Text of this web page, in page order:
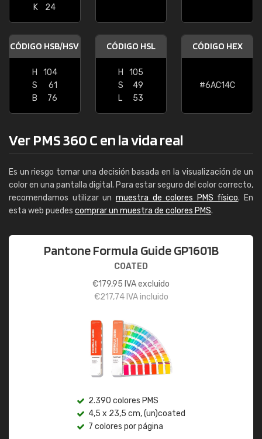
K
24
CÓDIGO HSB/HSV
H
104
S
61
B
76
CÓDIGO HSL
H
105
S
49
L
53
CÓDIGO HEX
#6AC14C
Ver PMS 360 C en la vida real
Es un riesgo tomar una decisión basada en la visualización de un
color en una pantalla digital. Para estar seguro del color correcto,
recomendamos utilizar un muestra de colores PMS físico. En
esta web puedes comprar un muestra de colores PMS.
Pantone Formula Guide GP1601B
COATED
€179,95 IVA excluido
€217,74IVA incluido
2.390 colores PMS
4,5 x 23,5 cm, (un)coated
7 colores por página